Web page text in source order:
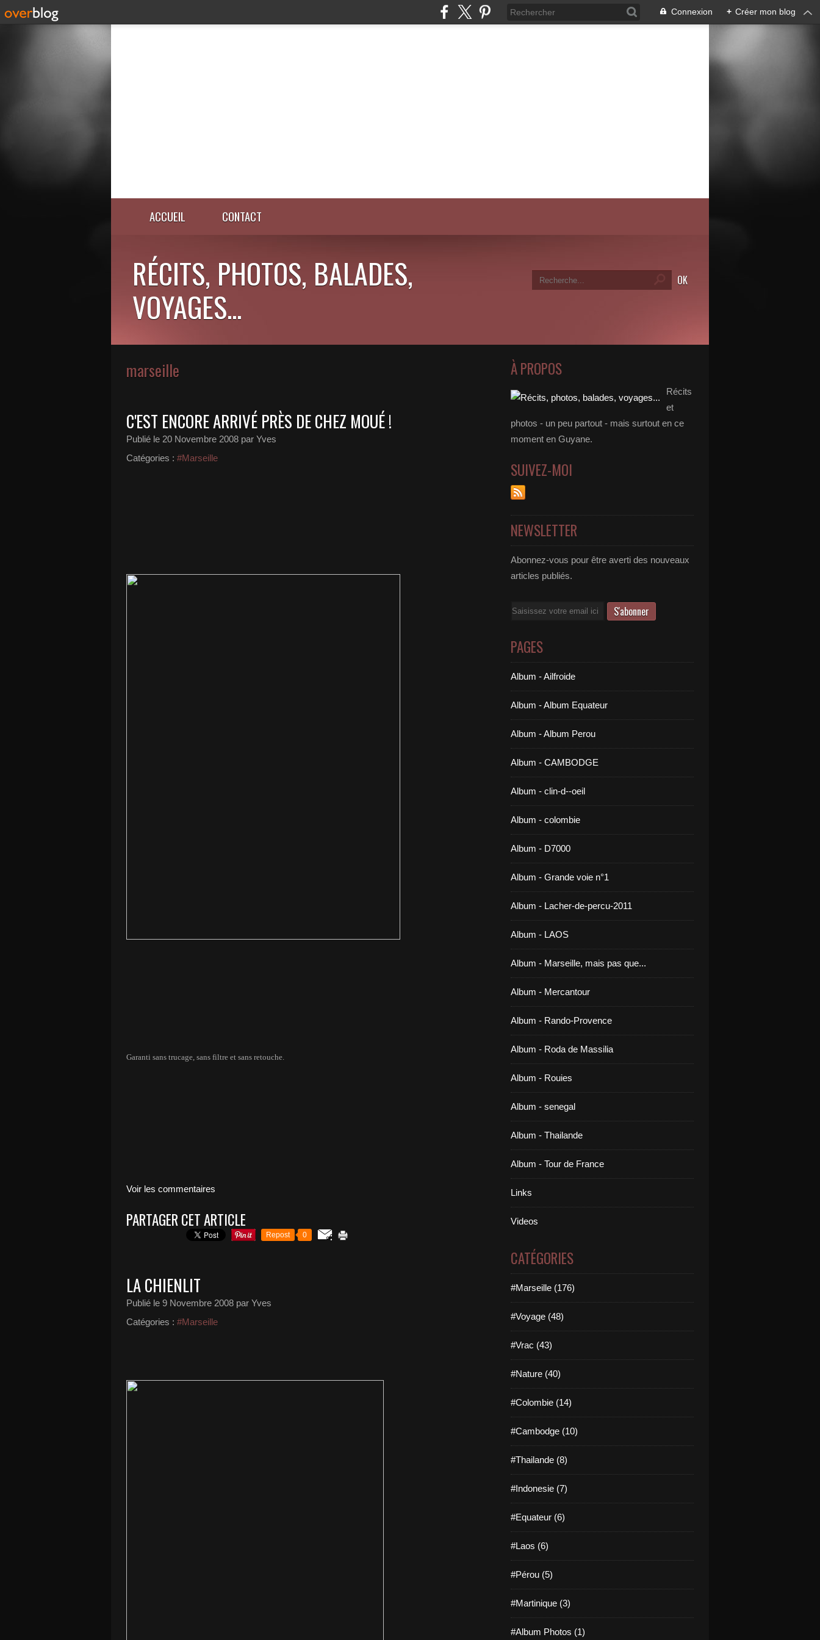
Connexion + Créer mon blog
ACCUEIL CONTACT
RÉCITS, PHOTOS, BALADES,
VOYAGES...
marseille
C'EST ENCORE ARRIVÉ PRÈS DE CHEZ MOUÉ !
Publié le 20 Novembre 2008 par Yves
Catégories : #Marseille
Garanti sans trucage, sans filtre et sans retouche.
Voir les commentaires
PARTAGER CET ARTICLE
Repost 0
LA CHIENLIT
Publié le 9 Novembre 2008 par Yves
Catégories : #Marseille
À PROPOS
Récits
et
photos - un peu partout - mais surtout en ce
moment en Guyane.
SUIVEZ-MOI
NEWSLETTER
Abonnez-vous pour être averti des nouveaux
articles publiés.
Email
PAGES
Album - Ailfroide
Album - Album Equateur
Album - Album Perou
Album - CAMBODGE
Album - clin-d--oeil
Album - colombie
Album - D7000
Album - Grande voie n°1
Album - Lacher-de-percu-2011
Album - LAOS
Album - Marseille, mais pas que...
Album - Mercantour
Album - Rando-Provence
Album - Roda de Massilia
Album - Rouies
Album - senegal
Album - Thailande
Album - Tour de France
Links
Videos
CATÉGORIES
#Marseille (176)
#Voyage (48)
#Vrac (43)
#Nature (40)
#Colombie (14)
#Cambodge (10)
#Thailande (8)
#Indonesie (7)
#Equateur (6)
#Laos (6)
#Pérou (5)
#Martinique (3)
#Album Photos (1)